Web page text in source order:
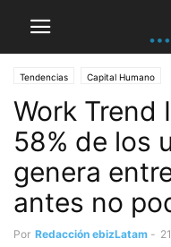
Tendencias Capital Humano
Work Trend
58% de los
genera
antes no
Por Redacción ebizLatam -